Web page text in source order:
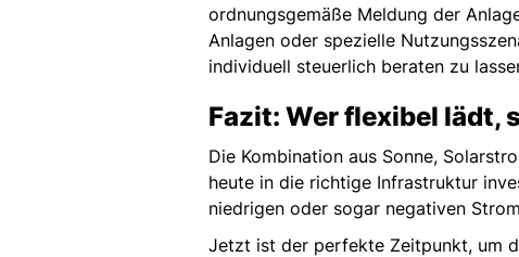
ordnungsgemäße Meldung der
Anlagen oder spezielle
individuell steuerlich beraten zu
Fazit: Wer flexibel lädt,
Die Kombination aus Sonne,
heute in die richtige Infrastruktur
niedrigen oder sogar negativen
Jetzt ist der perfekte Zeitpunkt, um